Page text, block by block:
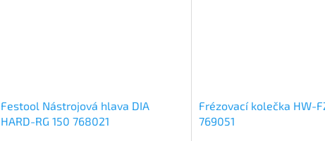
Festool Nástrojová hlava DIA
HARD-RG 150 768021
Frézovací kolečka HW-
769051